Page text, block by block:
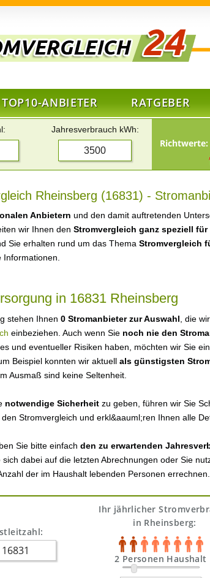
TOP10-ANBIETER RATGEBER
Jahresverbrauch kWh:
Richtwerte:
Rheinsberg (16831) -
Anbietern und den damit auftretenden
wir Ihnen den Stromvergleich ganz speziell
Sie erhalten rund um das Thema Stromvergleich
in 16831 Rheinsberg
stehen Ihnen 0 Stromanbieter zur Auswahl , die
einbeziehen. Auch wenn Sie noch nie den
und eventueller Risiken haben, möchten wir Sie
Beispiel konnten wir aktuell als günstigsten
Ausmaß sind keine Seltenheit.
notwendige Sicherheit zu geben, führen wir Sie
Stromvergleich und erkl&aauml;ren Ihnen alle
Sie bitte einfach den zu erwartenden
sich dabei auf die letzten Abrechnungen oder Sie
der im Haushalt lebenden Personen errechnen.
Ihr jährlicher
in Rheinsberg:
2 Personen Haushalt